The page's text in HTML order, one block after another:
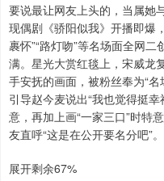
要说最让网友上头的，当属她
现偶剧《骄阳似我》开播即爆
裹怀”“路灯吻”等名场面全网
满。星光大赏红毯上，宋威龙
手安抚的画面，被粉丝奉为“
引导赵今麦说出“我也觉得挺
意，再加上画“一家三口”时特
友直呼“这是在公开要名分吧”。
展开剩余67%